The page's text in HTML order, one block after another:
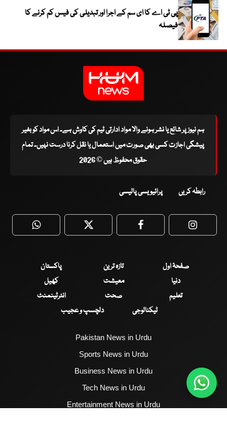
پی ٹی اے کا ای سم کے اجرا اور تبدیلی کی فیس کم کرنے کا
فیصلہ
ہم نیوز پر شائع یا نشر ہونے والا مواد ادارتی ٹیم کی کاوش ہے۔ اس مواد کو بغیر
پیشگی اجازت کسی بھی صورت میں استعمال یا نقل کرنا درست نہیں۔ تمام
حقوق محفوظ ہیں © 2026
رابطہ کریں پرائیویسی پالیسی
WhatsApp Twitter Facebook
صفحۂ اول تازہ ترین
پاکستان
دنیا
معیشت
کھیل
تعلیم
صحت
انٹرٹینمنٹ
ٹیکنالوجی
دلچسپ و عجیب
Pakistan News in Urdu
Sports News in Urdu
Business News in Urdu
Tech News in Urdu
Entertainment News in Urdu